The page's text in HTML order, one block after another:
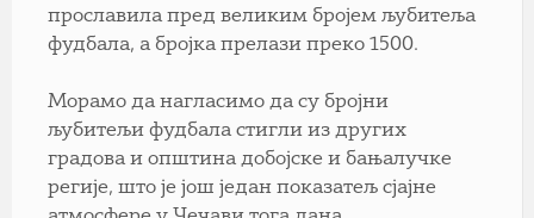
прославила пред великим бројем љубитеља
фудбала, а бројка прелази преко 1500.
Морамо да нагласимо да су бројни
љубитељи фудбала стигли из других
градова и општина добојске и бањалучке
регије, што је још један показатељ сјајне